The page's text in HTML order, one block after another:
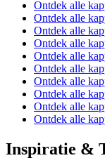
Ontdek alle
Ontdek alle
Ontdek alle
Ontdek alle
Ontdek alle
Ontdek alle
Ontdek alle
Ontdek alle
Ontdek alle
Ontdek alle
Inspiratie &